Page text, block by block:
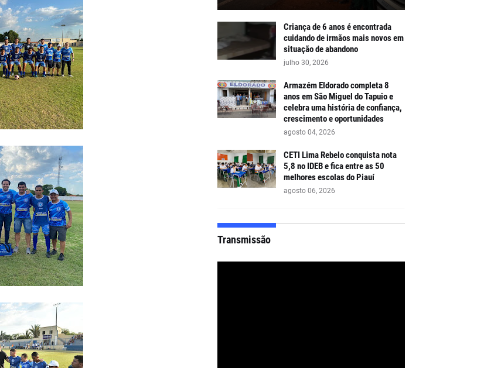
Criança de 6 anos é encontrada
cuidando de irmãos mais novos em
situação de abandono
julho 30, 2026
Armazém Eldorado completa 8
anos em São Miguel do Tapuio e
celebra uma história de confiança,
crescimento e oportunidades
agosto 04, 2026
CETI Lima Rebelo conquista nota
5,8 no IDEB e fica entre as 50
melhores escolas do Piauí
agosto 06, 2026
Transmissão